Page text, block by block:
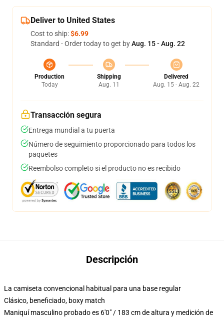
Deliver to United States
Cost to ship:$6.99
Standard - Order today to get byAug. 15 - Aug. 22
Production
Today
Shipping
Aug. 11
Delivered
Aug. 15 - Aug. 22
Transacción segura
Entrega mundial a tu puerta
Número de seguimiento proporcionado para todos los
paquetes
Reembolso completo si el producto no es recibido
Descripción
La camiseta convencional habitual para una base regular
Clásico, beneficiado, boxy match
Maniquí masculino probado es 6'0" / 183 cm de altura y medición de